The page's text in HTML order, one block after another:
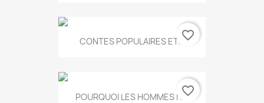
CONTES POPULAIRES ET...favorite_border
POURQUOI LES HOMMES N...favorite_border